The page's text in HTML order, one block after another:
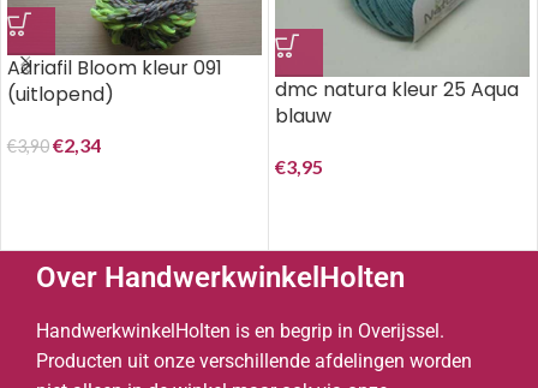
Adriafil Bloom kleur 091
(uitlopend)
€3,90€2,34
dmc natura kleur 25 Aqua
blauw
€3,95
Over HandwerkwinkelHolten
HandwerkwinkelHolten is en begrip in Overijssel.
Producten uit onze verschillende afdelingen worden